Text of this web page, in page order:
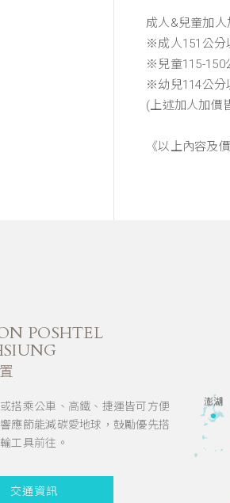
成人&兒童加
※成人151公分
※兒童115-150
※幼兒114公分
(上述加人加價
《以上內容及
POSHTEL
搭乘公車、高鐵、捷運皆可方便
應節能減碳愛地球，鼓勵優先搭
工具前往。
交通資訊
澎湖